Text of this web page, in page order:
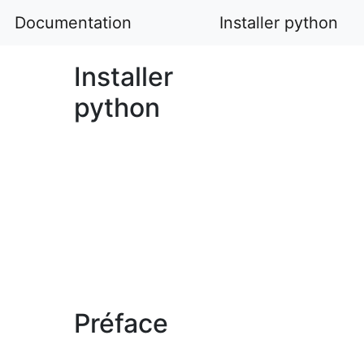
Documentation Installer python
Installer
python
Préface